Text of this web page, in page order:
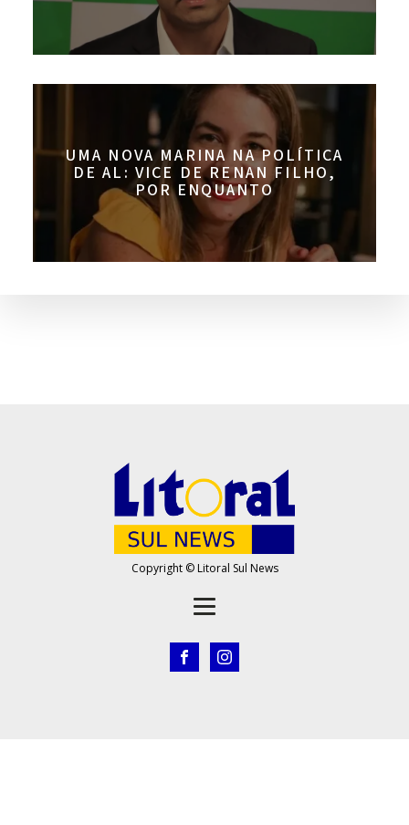
UMA NOVA MARINA NA POLÍTICA
DE AL: VICE DE RENAN FILHO,
POR ENQUANTO
Copyright © Litoral Sul News